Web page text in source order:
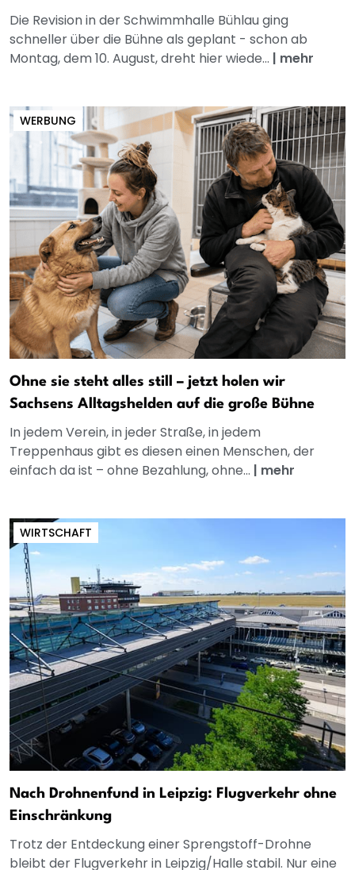
Die Revision in der Schwimmhalle Bühlau ging
schneller über die Bühne als geplant - schon ab
Montag, dem 10. August, dreht hier wiede... | mehr
WERBUNG
Ohne sie steht alles still – jetzt holen wir
Sachsens Alltagshelden auf die große Bühne
In jedem Verein, in jeder Straße, in jedem
Treppenhaus gibt es diesen einen Menschen, der
einfach da ist – ohne Bezahlung, ohne... | mehr
WIRTSCHAFT
Nach Drohnenfund in Leipzig: Flugverkehr ohne
Einschränkung
Trotz der Entdeckung einer Sprengstoff-Drohne
bleibt der Flugverkehr in Leipzig/Halle stabil. Nur eine